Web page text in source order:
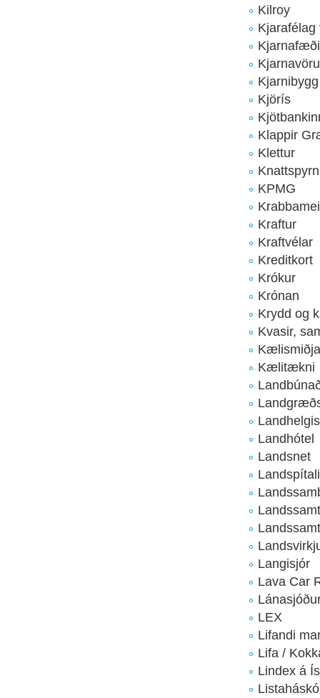
Kilroy
Kjarnafæði
Kjarnibygg
Kjörís
Klappir
Klettur
KPMG
Kraftur
Kraftvélar
Kreditkort
Krókur
Krónan
Krydd og
Kvasir,
Kælitækni
Landhótel
Landsnet
Langisjór
Lava Car
LEX
Lifandi
Lifa /
Lindex á